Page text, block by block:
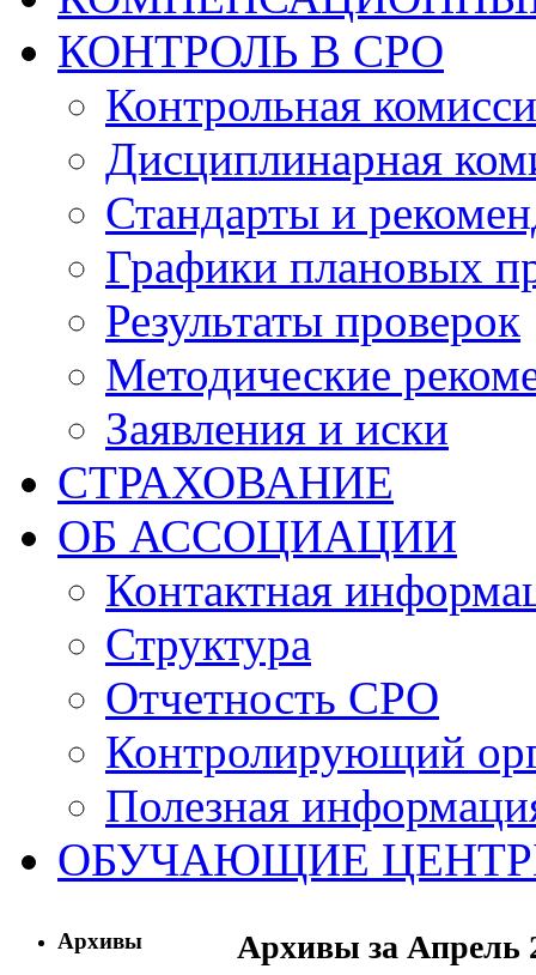
КОНТРОЛЬ В СРО
Контрольная
Дисциплинарная
Стандарты и
Графики плановых
Результаты проверок
Методические
Заявления и иски
СТРАХОВАНИЕ
ОБ АССОЦИАЦИИ
Контактная
Структура
Отчетность СРО
Контролирующий
Полезная
ОБУЧАЮЩИЕ
Архивы Архивы за Апрель